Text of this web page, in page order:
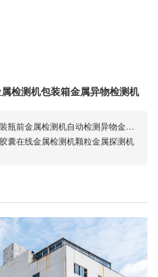
检测机包装箱金属异物检测机
前金属检测机自动检测异物金检机
囊在线金属检测机颗粒金属探测机